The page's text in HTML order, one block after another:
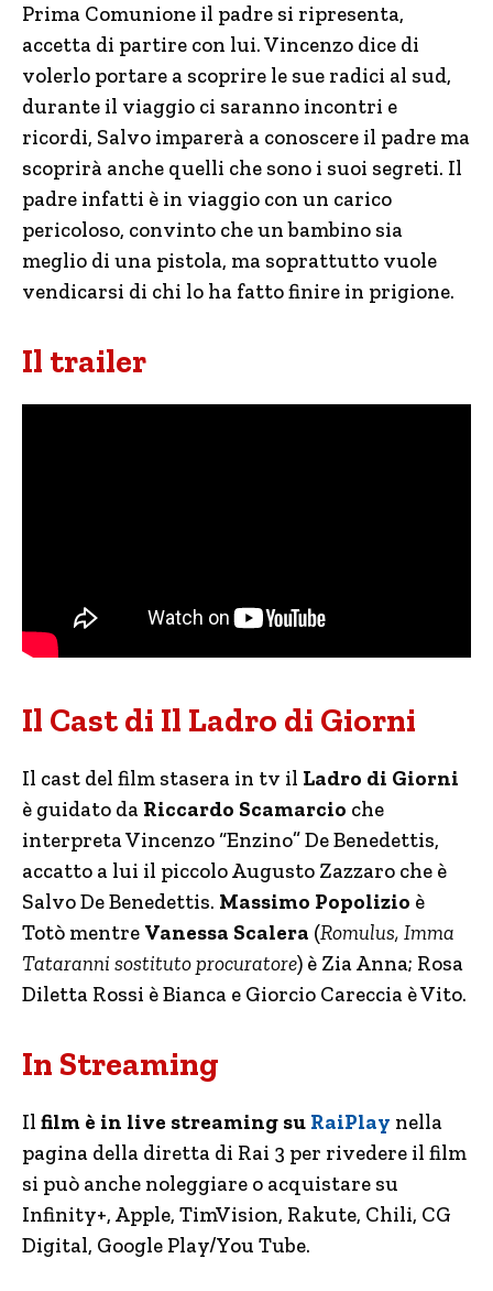
Prima Comunione il padre si ripresenta,
accetta di partire con lui. Vincenzo dice di
volerlo portare a scoprire le sue radici al sud,
durante il viaggio ci saranno incontri e
ricordi, Salvo imparerà a conoscere il padre ma
scoprirà anche quelli che sono i suoi segreti. Il
padre infatti è in viaggio con un carico
pericoloso, convinto che un bambino sia
meglio di una pistola, ma soprattutto vuole
vendicarsi di chi lo ha fatto finire in prigione.
Il trailer
Il Cast di Il Ladro di Giorni
Il cast del film stasera in tv il Ladro di Giorni
è guidato da Riccardo Scamarcio che
interpreta Vincenzo “Enzino” De Benedettis,
accatto a lui il piccolo Augusto Zazzaro che è
Salvo De Benedettis. Massimo Popolizio è
Totò mentre Vanessa Scalera (Romulus, Imma
Tataranni sostituto procuratore) è Zia Anna; Rosa
Diletta Rossi è Bianca e Giorcio Careccia è Vito.
In Streaming
Il film è in live streaming su RaiPlay nella
pagina della diretta di Rai 3 per rivedere il film
si può anche noleggiare o acquistare su
Infinity+, Apple, TimVision, Rakute, Chili, CG
Digital, Google Play/You Tube.